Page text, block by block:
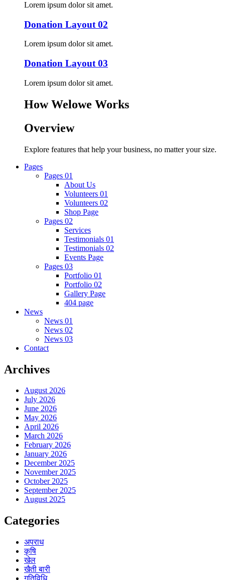
Lorem ipsum dolor sit amet.
Donation Layout 02
Lorem ipsum dolor sit amet.
Donation Layout 03
Lorem ipsum dolor sit amet.
How Welowe Works
Overview
Explore features that help your business, no matter your size.
Pages
Pages 01
About Us
Volunteers 01
Volunteers 02
Shop Page
Pages 02
Services
Testimonials 01
Testimonials 02
Events Page
Pages 03
Portfolio 01
Portfolio 02
Gallery Page
404 page
News
News 01
News 02
News 03
Contact
Archives
August 2026
July 2026
June 2026
May 2026
April 2026
March 2026
February 2026
January 2026
December 2025
November 2025
October 2025
September 2025
August 2025
Categories
अपराध
कृषि
खेल
खैती बारी